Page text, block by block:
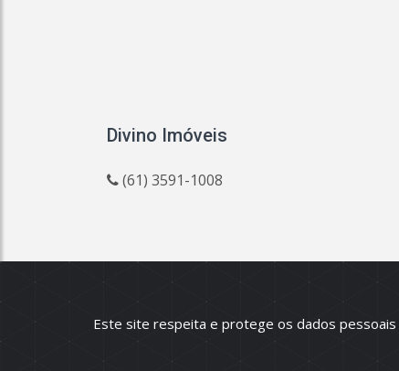
Este site respeita e protege os dados pessoais
Divino Imóveis
(61) 3591-1008